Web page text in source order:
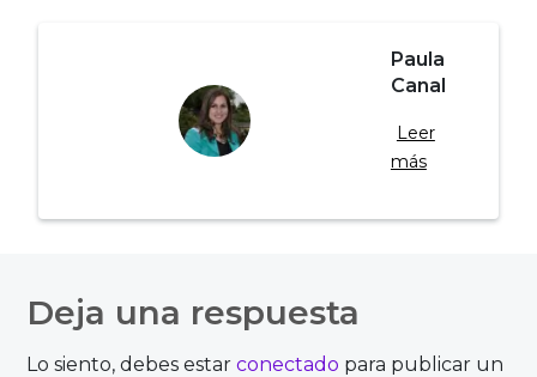
Paula
Canal
Leer
más
de
entradas
Deja una respuesta
Lo siento, debes estarconectado para publicar un